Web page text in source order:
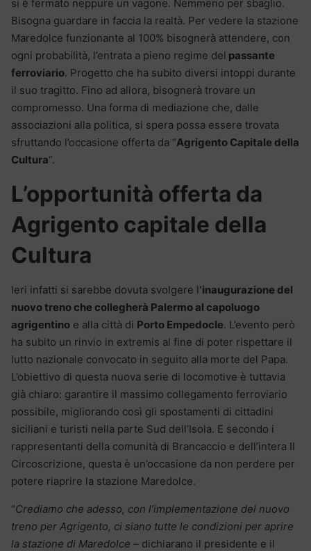
si è fermato neppure un vagone. Nemmeno per sbaglio.
Bisogna guardare in faccia la realtà. Per vedere la stazione
Maredolce funzionante al 100% bisognerà attendere, con
ogni probabilità, l’entrata a pieno regime del passante
ferroviario. Progetto che ha subito diversi intoppi durante
il suo tragitto. Fino ad allora, bisognerà trovare un
compromesso. Una forma di mediazione che, dalle
associazioni alla politica, si spera possa essere trovata
sfruttando l’occasione offerta da “Agrigento Capitale della
Cultura“.
L’opportunità offerta da
Agrigento capitale della
Cultura
Ieri infatti si sarebbe dovuta svolgere l‘inaugurazione del
nuovo treno che collegherà Palermo al capoluogo
agrigentino e alla città di Porto Empedocle. L’evento però
ha subito un rinvio in extremis al fine di poter rispettare il
lutto nazionale convocato in seguito alla morte del Papa.
L’obiettivo di questa nuova serie di locomotive è tuttavia
già chiaro: garantire il massimo collegamento ferroviario
possibile, migliorando così gli spostamenti di cittadini
siciliani e turisti nella parte Sud dell’Isola. E secondo i
rappresentanti della comunità di Brancaccio e dell’intera II
Circoscrizione, questa è un’occasione da non perdere per
potere riaprire la stazione Maredolce.
“Crediamo che adesso, con l’implementazione del nuovo
treno per Agrigento, ci siano tutte le condizioni per aprire
la stazione di Maredolce – dichiarano il presidente e il